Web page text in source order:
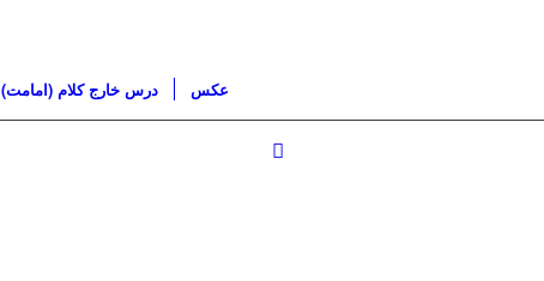
درس خارج کلام (امامت) عکس